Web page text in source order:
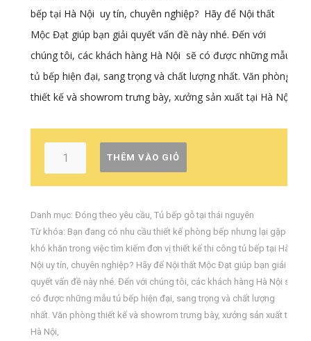
bếp tại Hà Nội uy tín, chuyên nghiệp? Hãy để Nội thất
Mộc Đạt giúp bạn giải quyết vấn đề này nhé. Đến với
chúng tôi, các khách hàng Hà Nội sẽ có được những mẫu
tủ bếp hiện đại, sang trọng và chất lượng nhất. Văn phòng
thiết kế và showrom trưng bày, xưởng sản xuất tại Hà Nội
THÊM VÀO GIỎ
Danh mục: Đóng theo yêu cầu, Tủ bếp gỗ tại thái nguyên
Từ khóa: Bạn đang có nhu cầu thiết kế phòng bếp nhưng lại gặp
khó khăn trong việc tìm kiếm đơn vị thiết kế thi công tủ bếp tại Hà
Nội uy tín, chuyên nghiệp? Hãy để Nội thất Mộc Đạt giúp bạn giải
quyết vấn đề này nhé. Đến với chúng tôi, các khách hàng Hà Nội sẽ
có được những mẫu tủ bếp hiện đại, sang trọng và chất lượng
nhất. Văn phòng thiết kế và showrom trưng bày, xưởng sản xuất tại
Hà Nội,